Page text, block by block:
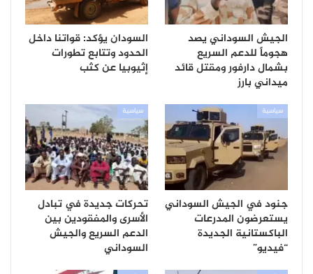
الجيش السوداني يصد
هجوماً للدعم السريع
بشمال دارفور ومقتل قائد
ميداني بارز
السودان يؤكد: قواتنا داخل
الحدود وتتابع تطورات
إثيوبيا عن كثب
سياسية
جنود في الجيش السوداني
يستعرضون المدرعات
الباكستانية الجديدة
“فيديو”
سياسية
تحركات جديدة في تبادل
الأسرى والمفقودين بين
الدعم السريع والجيش
السوداني